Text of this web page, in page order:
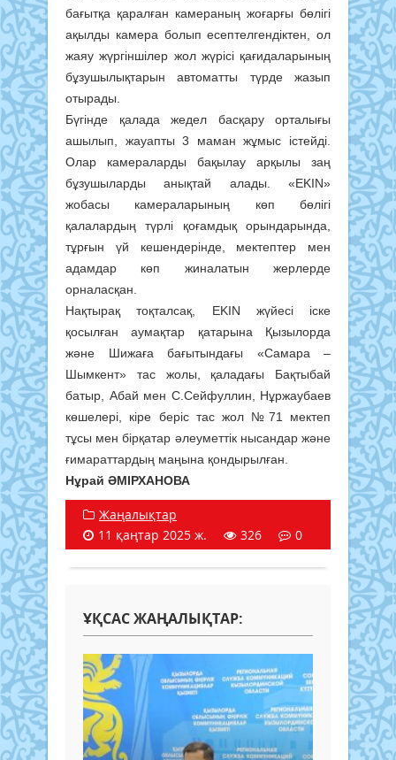
бағытқа қаралған камераның жоғарғы бөлігі
ақылды камера болып есептелгендіктен, ол
жаяу жүргіншілер жол жүрісі қағидаларының
бұзушылықтарын автоматты түрде жазып
отырады.
Бүгінде қалада жедел басқару орталығы
ашылып, жауапты 3 маман жұмыс істейді.
Олар камераларды бақылау арқылы заң
бұзушыларды анықтай алады. «EKIN»
жобасы камераларының көп бөлігі
қалалардың түрлі қоғамдық орындарында,
тұрғын үй кешендерінде, мектептер мен
адамдар көп жиналатын жерлерде
орналасқан.
Нақтырақ тоқталсақ, EKIN жүйесі іске
қосылған аумақтар қатарына Қызылорда
және Шижаға бағытындағы «Самара –
Шымкент» тас жолы, қаладағы Бақтыбай
батыр, Абай мен С.Сейфуллин, Нұржаубаев
көшелері, кіре беріс тас жол №71 мектеп
тұсы мен бірқатар әлеуметтік нысандар және
ғимараттардың маңына қондырылған.
Нұрай ӘМІРХАНОВА
Жаңалықтар
11 қаңтар 2025 ж.
326 0
ҰҚСАС ЖАҢАЛЫҚТАР: